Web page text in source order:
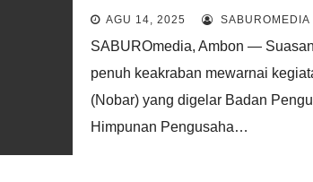
Menggugah Hati
AGU 14, 2025 SABUROMEDIA
SABUROmedia, Ambon —
penuh keakraban mewarnai
(Nobar) yang digelar Badan
Himpunan Pengusaha…